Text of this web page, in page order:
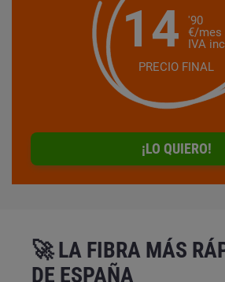
14
'90
€/mes
IVA
PRECIO FINAL
¡LO QUIERO!
🚀 LA FIBRA MÁS
DE ESPAÑA